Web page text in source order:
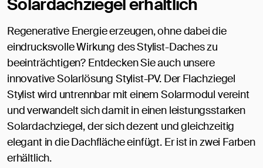
Solardachziegel erhältlich
Regenerative Energie erzeugen, ohne dabei die
eindrucksvolle Wirkung des Stylist-Daches zu
beeinträchtigen? Entdecken Sie auch unsere
innovative Solarlösung Stylist-PV. Der Flachziegel
Stylist wird untrennbar mit einem Solarmodul vereint
und verwandelt sich damit in einen leistungsstarken
Solardachziegel, der sich dezent und gleichzeitig
elegant in die Dachfläche einfügt. Er ist in zwei Farben
erhältlich.